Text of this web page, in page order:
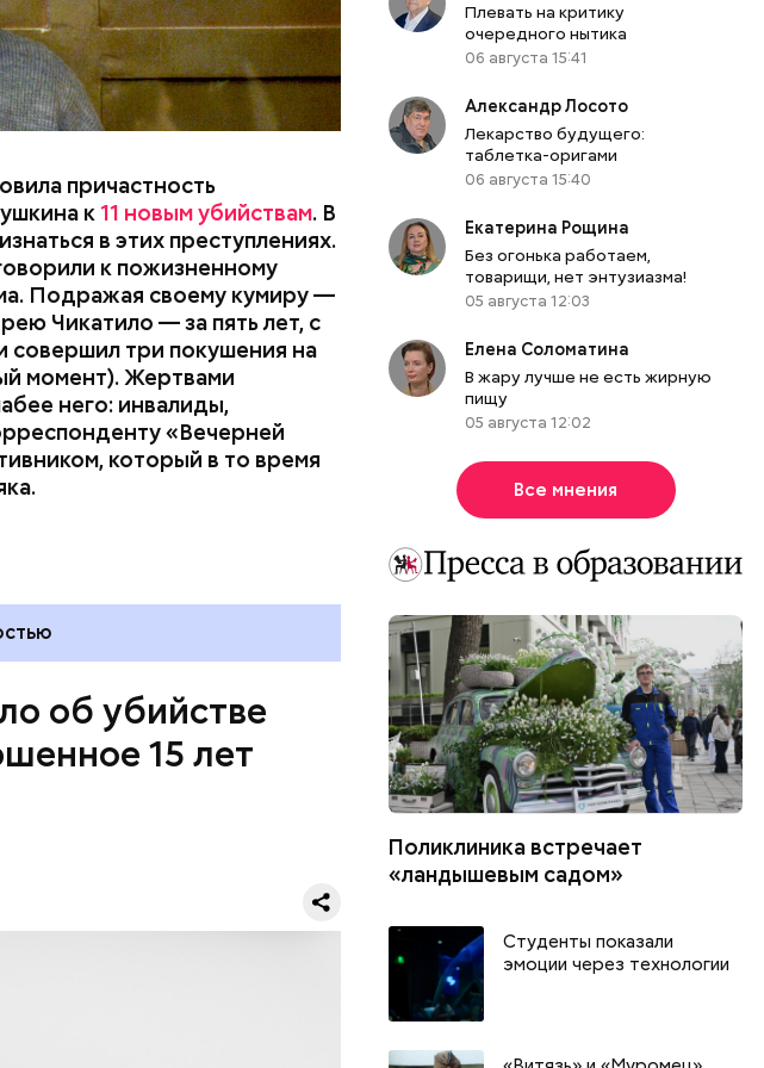
причастность
к11 новым убийствам. В
в этих преступлениях.
к пожизненному
Подражая своему кумиру —
Чикатило — за пять лет, с
совершил три покушения на
момент). Жертвами
него: инвалиды,
«Вечерней
который в то время
об убийстве
15 лет
уголовное дело по статье
раскрыть
активной и
прошлых лет следователи
и задержали его.
Плевать на критику
очередного нытика
06 августа 15:41
Александр Лосото
Лекарство будущего:
таблетка-оригами
06 августа 15:40
Екатерина Рощина
Без огонька работаем,
товарищи, нет энтузиазма!
05 августа 12:03
Елена Соломатина
В жару лучше не есть жирную
пищу
05 августа 12:02
Все мнения
Поликлиника встречает
«ландышевым садом»
Студенты показали
эмоции через технологии